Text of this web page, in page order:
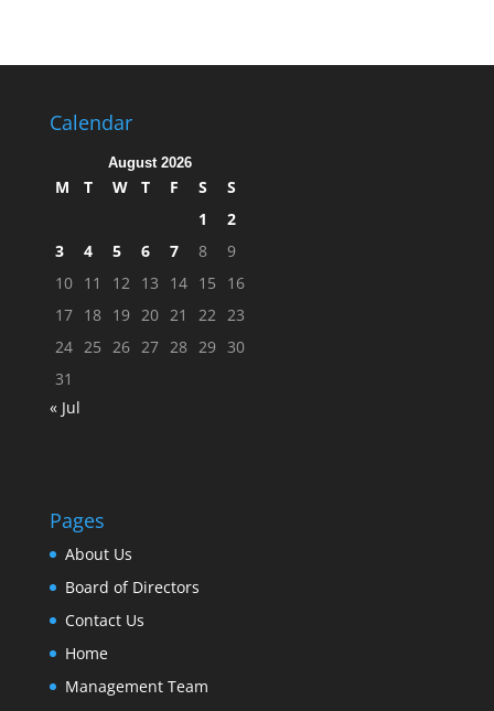
Calendar
August 2026
M T W T F S
S
1
2
3
4 5 6 7 8
9
10 11 12 13 14 15
16
17 18 19 20 21 22 23
24 25 26 27 28 29 30
31
« Jul
Pages
About Us
Board of Directors
Contact Us
Home
Management Team